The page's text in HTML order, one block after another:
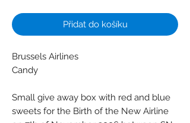
Přidat do košíku
Brussels Airlines
Candy
Small give away box with red and blue
sweets for the Birth of the New Airline